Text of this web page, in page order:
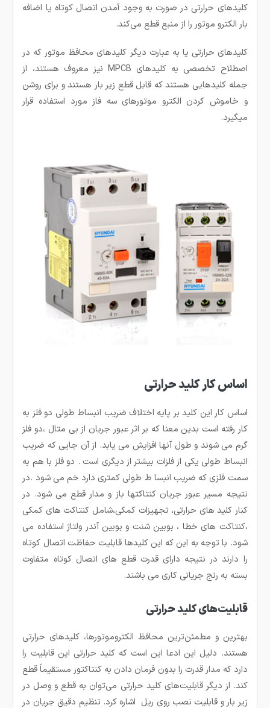
کلید‌های حرارتی در صورت به وجود آمدن اتصال کوتاه یا اضافه
بار الکترو موتور را از منبع قطع می‌کند.
کلید‌های حرارتی یا به عبارت دیگر کلید‌های محافظ موتور که در
اصطلاح تخصصی به کلید‌های MPCB نیز معروف هستند، از
جمله کلید‌هایی هستند که قابل قطع زیر بار هستند و برای روشن
و خاموش کردن الکترو موتور‌های سه فاز مورد استفاده قرار
میگیرد.
اساس کار کلید حرارتی
اساس کار این کلید بر پایه اختلاف ضریب انبساط طولی دو فلز به
کار رفته است بدین معنا که بر اثر عبور جریان از بی متال ،دو فلز
گرم می شوند و طول آنها افزایش می یابد. از آن جایی که ضریب
انبساط طولی یکی از فلزات بیشتر از دیگری است . دو فلز با هم به
سمت فلزی که ضریب انبسا ط طولی کمتری دارد خم می شود .در
نتیجه مسیر عبور جریان کنتاکتها باز و مدار قطع می شود. در
کنار کلید های حرارتی، تجهیزات کمکی،شامل کنتاکت های کمکی
،کنتاکت های خطا ، بوبین شنت و بوبین آندر ولتاژ استفاده می
شود. با توجه به این که این کلیدها قابلیت حفاظت اتصال کوتاه
را دارند در نتیجه دارای قدرت قطع های اتصال کوتاه متفاوت
بسته به رنج جریانی کاری می باشند.
قابلیت‌های کلید حرارتی
بهترین و مطمئن‌ترین محافظ الکتروموتورها، کلیدهای حرارتی
هستند. دلیل این ادعا این است که کلید حرارتی این قابلیت را
دارد که مدار قدرت را بدون فرمان دادن به کنتاکتور مستقیماً قطع
کند. از دیگر قابلیت‌های کلید حرارتی می‌توان به قطع و وصل در
زیر بار و قابلیت نصب روی ریل اشاره کرد. تنظیم دقیق جریان در